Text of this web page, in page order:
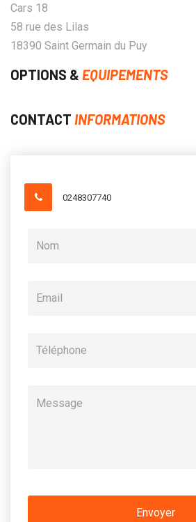
Cars 18
58 rue des Lilas
18390 Saint Germain du Puy
OPTIONS & EQUIPEMENTS
CONTACT INFORMATIONS
0248307740